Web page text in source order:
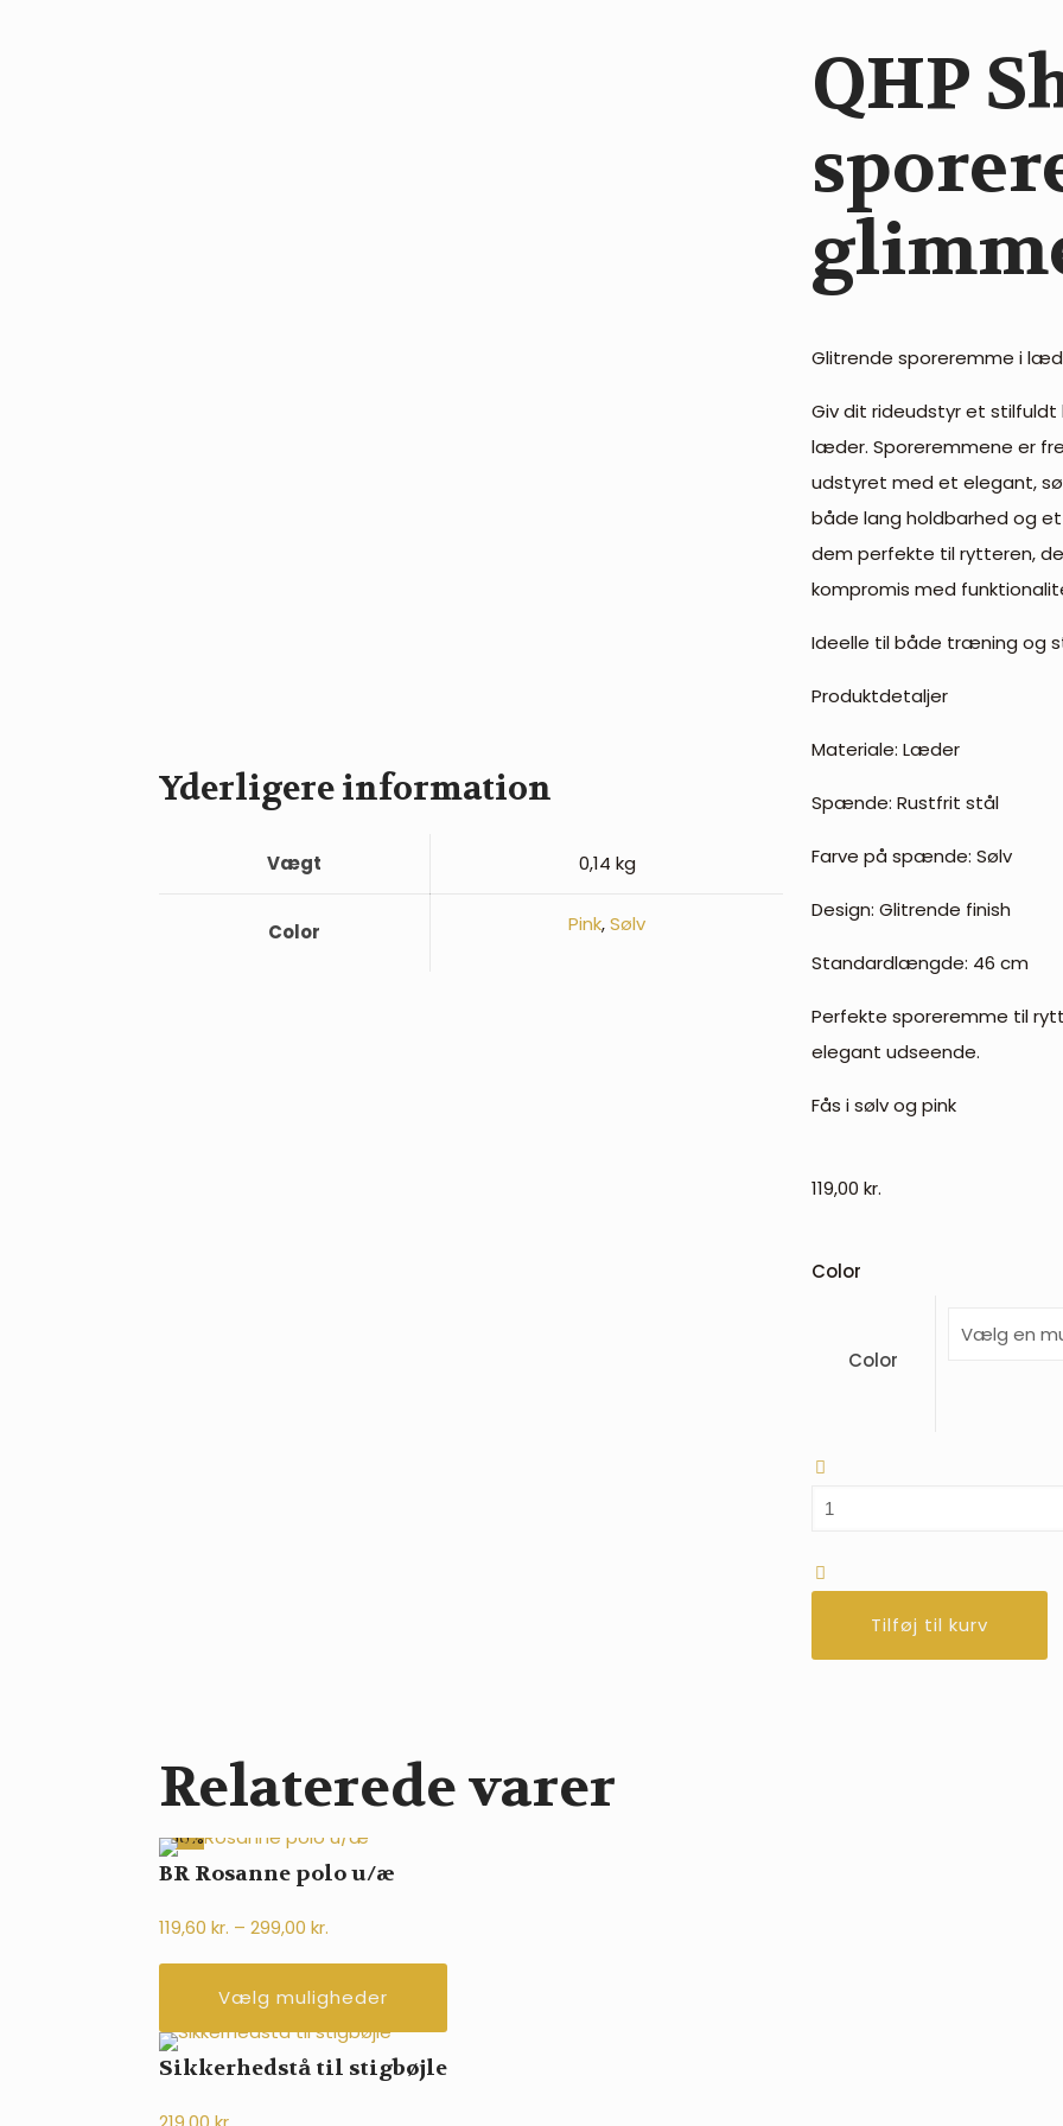
Yderligere information
Vægt 0,14 kg
Color Pink,Sølv
QHP
Glitrende sporeremme i
Giv dit rideudstyr et
læder. Sporeremmene er
udstyret med et elegant,
både lang holdbarhed og
dem perfekte til rytteren,
kompromis med
Ideelle til både træning og
Produktdetaljer
Materiale: Læder
Spænde: Rustfrit stål
Farve på spænde: Sølv
Design: Glitrende finish
Standardlængde: 46 cm
Perfekte sporeremme til
elegant udseende.
Fås i sølv og pink
119,00 kr.
Color
Color
QHP
sporeremme
Tilføj til kurv
Relaterede varer
-60%
BR Rosanne polo u/æ
119,60 kr. – 299,00 kr.
119,60 kr.
til
299,00 kr.
Vælg muligheder
Sikkerhedstå til stigbøjle